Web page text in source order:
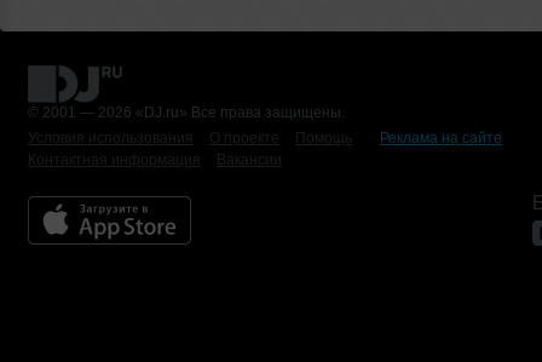
© 2001 — 2026 «DJ.ru» Все права защищены.
Условия использования
О проекте Помощь
Реклама на сайте
Контактная информация
Вакансии